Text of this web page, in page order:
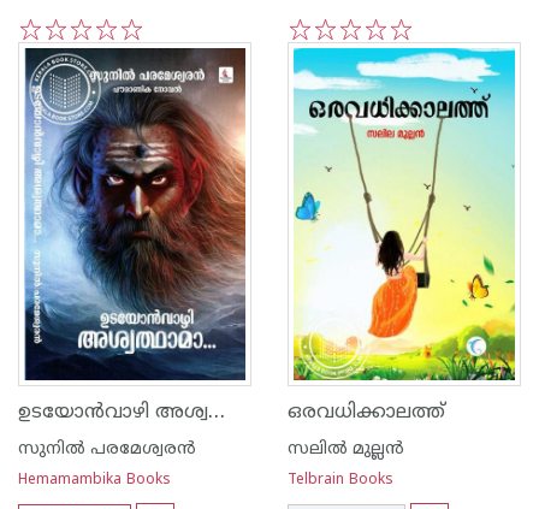
5
4
3
2
1 5
4
3
2
1
ഉടയോൻവാഴി അശ്വത്ഥാമാ
സുനില്‍ പരമേശ്വരന്‍
Hemamambika Books
ഒരവധിക്കാലത്ത്
സലിൽ മുല്ലൻ
Telbrain Books